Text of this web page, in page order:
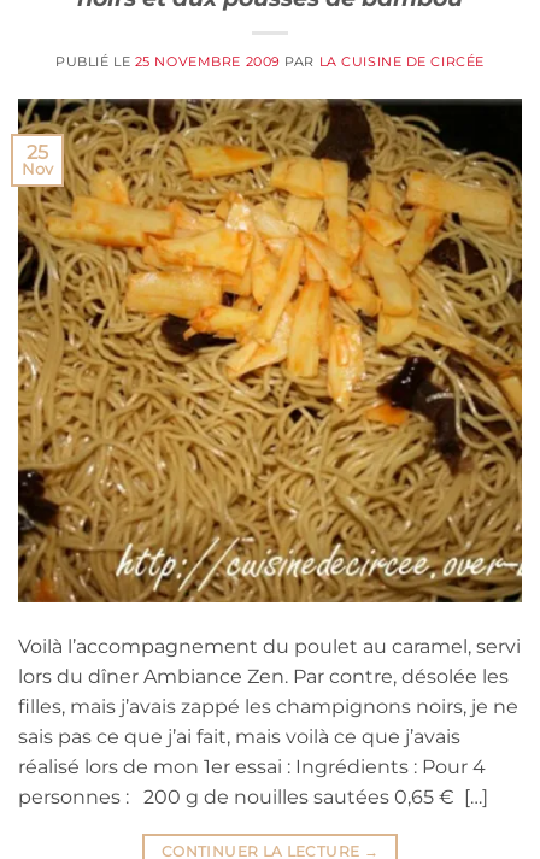
PUBLIÉ LE 25 NOVEMBRE 2009 PAR LA CUISINE DE CIRCÉE
25
Nov
Voilà l’accompagnement du poulet au caramel, servi
lors du dîner Ambiance Zen. Par contre, désolée les
filles, mais j’avais zappé les champignons noirs, je ne
sais pas ce que j’ai fait, mais voilà ce que j’avais
réalisé lors de mon 1er essai : Ingrédients : Pour 4
personnes : 200 g de nouilles sautées 0,65 € […]
CONTINUER LA LECTURE →